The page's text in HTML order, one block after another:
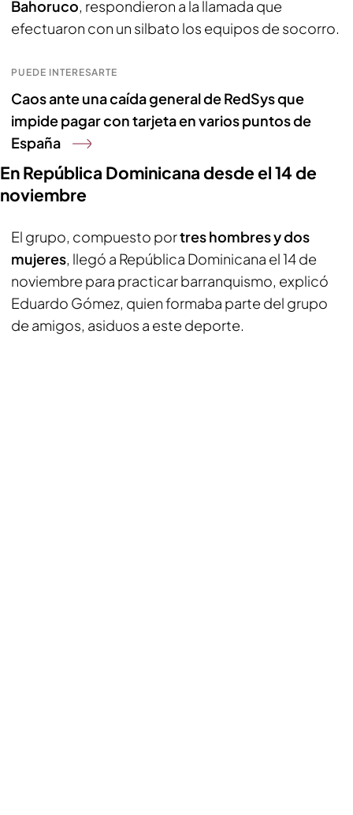
Bahoruco, respondieron a la llamada que
efectuaron con un silbato los equipos de socorro.
PUEDE INTERESARTE
Caos ante una caída general de RedSys que
impide pagar con tarjeta en varios puntos de
España
En República Dominicana desde el 14 de
noviembre
El grupo, compuesto portres hombres y dos
mujeres, llegó a República Dominicana el 14 de
noviembre para practicar barranquismo, explicó
Eduardo Gómez, quien formaba parte del grupo
de amigos, asiduos a este deporte.